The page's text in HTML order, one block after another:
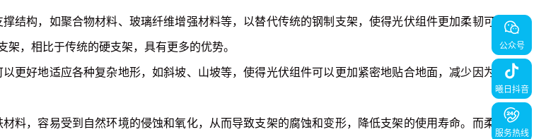
结构，如聚合物材料、玻璃纤维增强材料等，以替代传统的钢制支架，使得光伏组件更加柔韧可靠，
架，相比于传统的硬支架，具有更多的优势。
更好地适应各种复杂地形，如斜坡、山坡等，使得光伏组件可以更加紧密地贴合地面，减少因为地形
料，容易受到自然环境的侵蚀和氧化，从而导致支架的腐蚀和变形，降低支架的使用寿命。而柔性光
公众号
曦日抖音
服务热线